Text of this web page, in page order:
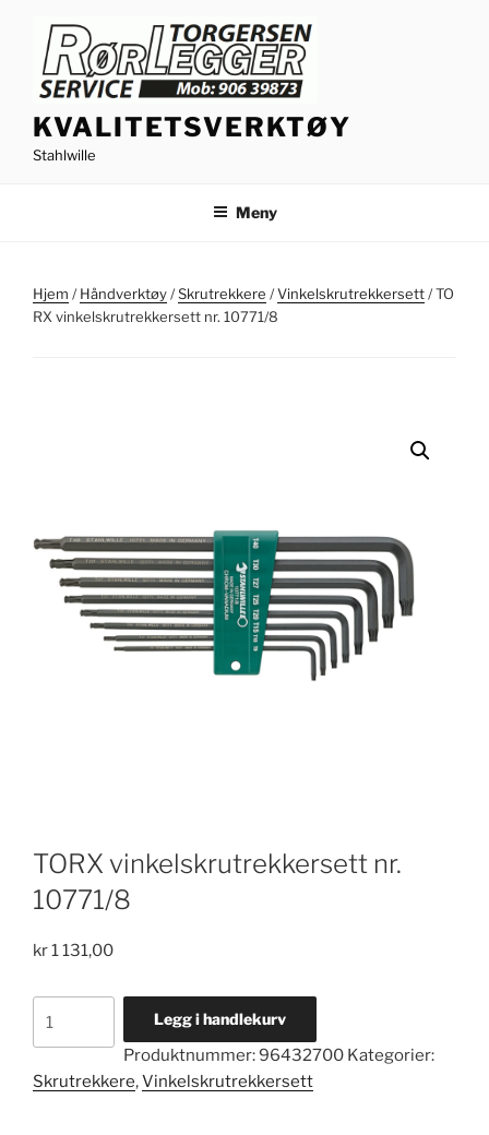
innhold
KVALITETSVERKTØY
Stahlwille
Meny
Hjem /Håndverktøy/Skrutrekkere /Vinkelskrutrekkersett/ TO
RX vinkelskrutrekkersett nr. 10771/8
TORX vinkelskrutrekkersett nr.
10771/8
kr1 131,00
10771/8
Legg i handlekurv
Produktnummer:96432700 Kategorier:
Skrutrekkere,Vinkelskrutrekkersett